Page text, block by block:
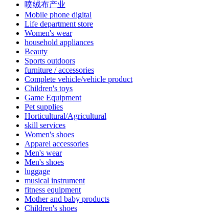
喷绒布产业
Mobile phone digital
Life department store
Women's wear
household appliances
Beauty
Sports outdoors
furniture / accessories
Complete vehicle/vehicle product
Children's toys
Game Equipment
Pet supplies
Horticultural/Agricultural
skill services
Women's shoes
Apparel accessories
Men's wear
Men's shoes
luggage
musical instrument
fitness equipment
Mother and baby products
Children's shoes